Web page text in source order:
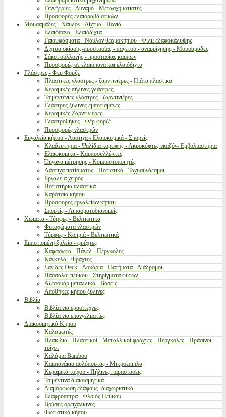
Γεννήτριες - Δυναμό - Μετασχηματιστές
Προσφορές ελαιοραβδιστικών
Μουσαμάδες - Νάυλον - Δίχτυα - Πανιά
Ελαιόπανα - Ελαιόδιχτα
Γαιουφάσματα - Νάυλον θερμοκηπίου - Φίλμ εδαφοκάλυψης
Δίχτυα σκίασης-προστασίας - παγετού - αναρρίχησης - Μουσαμάδες
Σάκοι συλλογής - προστασίας καρπών
Προσφορές σε ελαιόπανα και ελαιόδιχτα
Γλάστρες - Φερ Φορζέ
Πλαστικές γλάστρες - ζαρντινιέρες - Πιάτα πλαστικά
Κεραμικές πήλινες γλάστρες
Τσιμεντένιες γλάστρες - ζαρντινιέρες
Γλάστρες ξύλινες εμποτισμένες
Κεραμικές Ζαρντινιέρες
Γλαστροθήκες - Φέρ φορζέ
Προσφορές γλαστρών
Εργαλεία κήπου - Λάστιχα - Ελαιοκομικά - Σπορείς
Κλαδευτήρια - Ψαλίδια κορυφής - Ακροκόφτες γκαζόν- Εμβολιαστήρια
Ελαιοκομικά - Καρποσυλλέκτες
Όργανα μέτρησης - Κομποστοποιητές
Λάστιχα ποτίσματος - Ποτιστικά - Ταχυσύνδεσμοι
Εργαλεία χειρός
Ποτιστήρια πλαστικά
Καρότσια κήπου
Προσφορές εργαλείων κήπου
Σπορείς - Λιπασματοδιανομείς
Χώματα - Τύρφες - Βελτιωτικά
Φυτοχώματα γλαστρών
Τύρφες - Κοπριά - Βελτιωτικά
Εμποτισμένη ξυλεία - φράχτες
Καφασωτά - Πάνελ - Πέργκολες
Κάγκελα - Φράχτες
Σανίδες Deck - Δοκάρια - Πατήματα - Διάδρομοι
Πάσσαλοι πεύκου - Στηρίγματα φυτών
Αξεσουάρ μεταλλικά - Βάσεις
Αποθήκες κήπου ξύλινες
Βιβλία
Βιβλία για ερασιτέχνες
Βιβλία για επαγγελματίες
Διακοσμητικά Κήπου
Καλαμωτές
Πλακίδια - Πλαστικοί - Μεταλλικοί φράχτες - Πέργκολες - Πράσινοι
τοίχοι
Καλάμια Bamboo
Καμπανάκια αυλόπορτας - Μικροέπιπλα
Κεραμικά τοίχου - Πήλινες παραστάσεις
Τσιμέντινα διακοσμητικά
Διαμόρφωση εδάφους -διαχωριστικά.
Ελαφρόπετρα - Φλοιός Πεύκου
Βρύσες ορειχάλκινες
Φωτιστικά κήπου